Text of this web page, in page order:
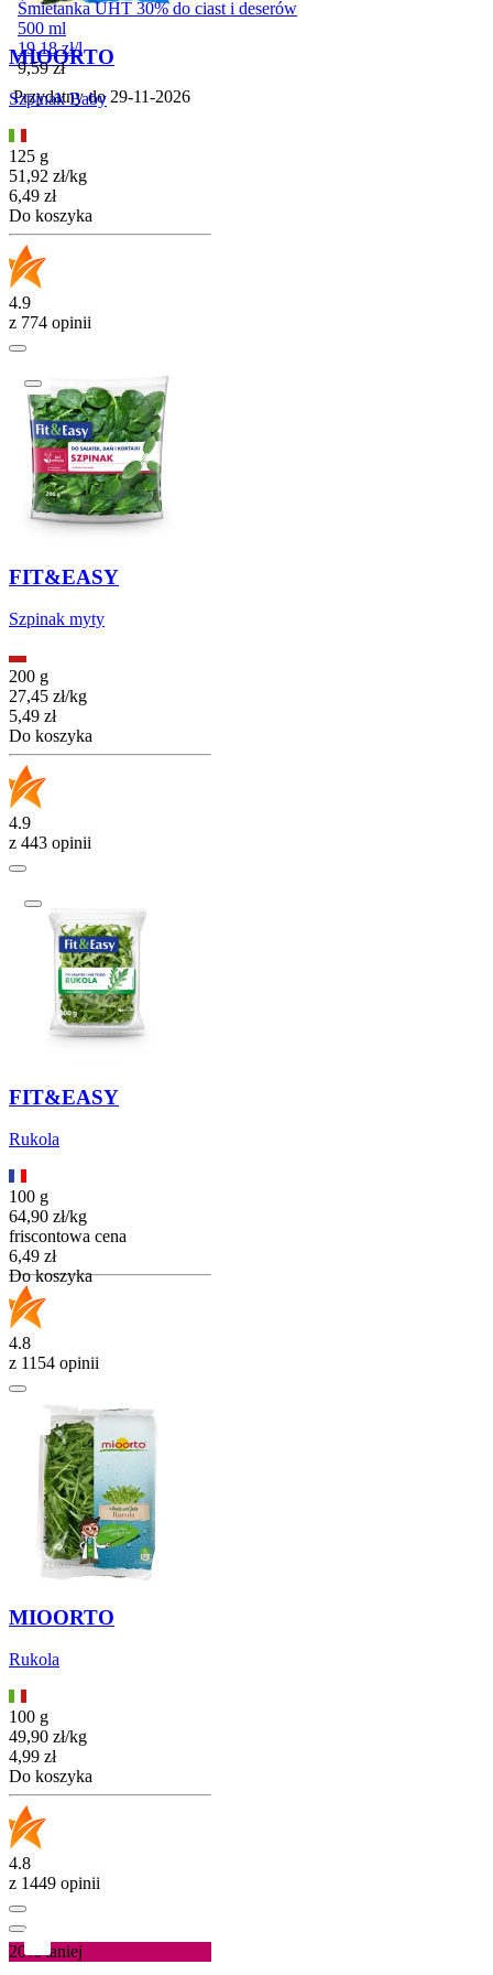
Śmietanka UHT 30% do ciast i deserów
500 ml
19,18 zł/l
Cena
9,59 zł
Przydatny do 29-11-2026
MIOORTO
Szpinak Baby
125 g
51,92 zł/kg
Cena
6,49 zł
Do koszyka
4.9
z 774 opinii
FIT&EASY
Szpinak myty
200 g
27,45 zł/kg
Cena
5,49 zł
Do koszyka
4.9
z 443 opinii
FIT&EASY
Rukola
100 g
64,90 zł/kg
friscontowa cena
Cena
6,49 zł
Do koszyka
4.8
z 1154 opinii
MIOORTO
Rukola
100 g
49,90 zł/kg
Cena
4,99 zł
Do koszyka
4.8
z 1449 opinii
20%taniej